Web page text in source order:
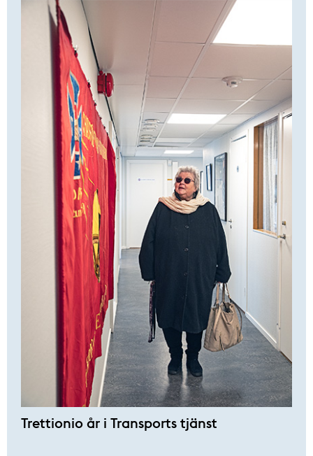
Trettionio år i Transports tjänst